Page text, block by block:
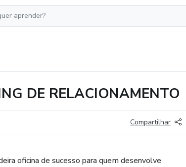
DE RELACIONAMENTO
Compartilhar
oficina de sucesso para quem desenvolve